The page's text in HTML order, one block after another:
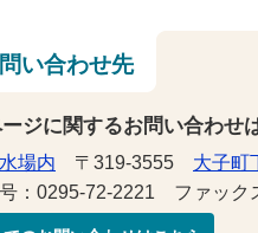
問い合わせ先
ジに関するお問い合わせ
場内 〒319-3555 大子町
：0295-72-2221 ファック